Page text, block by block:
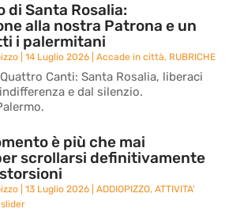
di Santa Rosalia:
alla nostra Patrona e un
i palermitani
|14 Luglio 2026 |Accade in città, RUBRICHE
Canti: Santa Rosalia, liberaci
e dal silenzio.
è più che mai
scrollarsi definitivamente
|13 Luglio 2026 |ADDIOPIZZO,ATTIVITA'
slider